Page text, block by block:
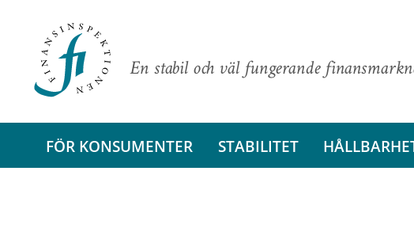
En stabil och väl fungerande
FÖR KONSUMENTER STABILITET